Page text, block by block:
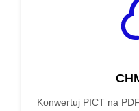
Konwertuj PICT na